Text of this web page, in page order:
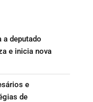
a deputado
e inicia nova
e
de